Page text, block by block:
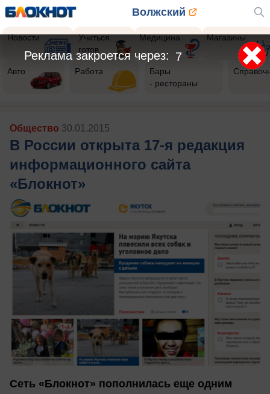
Волжский
Новости
Учиться
готов
Медицина Магазины
Авто Работа
Бары
- рестораны
Общество 30.01.2015
В России открыта 17-я редакция
информационного сайта
«Блокнот»
Сеть «Блокнот» пополнилась еще одним
5
Реклама закроется через: